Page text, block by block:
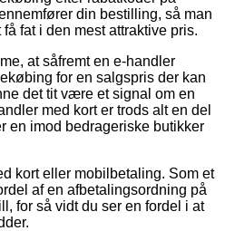
din bestilling, så man
fat i den mest attraktive pris.
at såfremt en e-handler
for en salgspris der kan
det tit være et signal om en
med kort er trods alt en del
en imod bedrageriske butikker
kort eller mobilbetaling. Som et
af en afbetalingsordning på
for så vidt du ser en fordel i at